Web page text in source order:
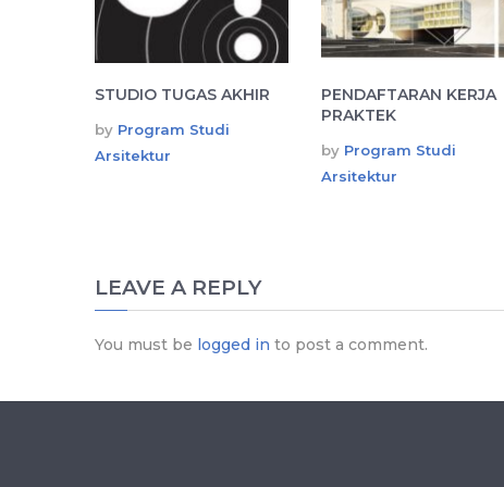
STUDIO TUGAS AKHIR
by Program Studi
Arsitektur
PENDAFTARAN KERJA
PRAKTEK
by Program Studi
Arsitektur
LEAVE A REPLY
You must be logged in to post a comment.